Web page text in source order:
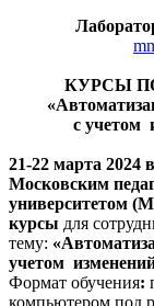
КУРСЫ
с учетом
21-22 марта 2024
Московским
университетом
курсы для
тему:
учетом
Формат обучения:
компьютером под